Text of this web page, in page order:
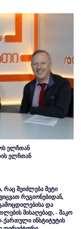
ელჩთან
ელჩთან
რაც შეიძლება მეტი
რეგიონებიდან,
და
მისაღებად, - შაკო
ქართული ინსტიტუტის